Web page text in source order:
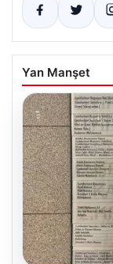
Yan Manşet